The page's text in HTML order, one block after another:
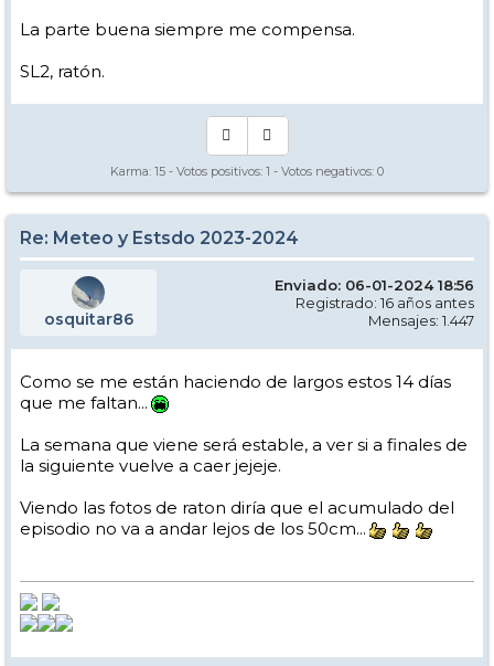
La parte buena siempre me compensa.
SL2, ratón.
Karma: 15 - Votos positivos: 1 - Votos negativos: 0
Re: Meteo y Estsdo 2023-2024
osquitar86
Enviado: 06-01-2024 18:56
Registrado: 16 años antes
Mensajes: 1.447
Como se me están haciendo de largos estos 14 días
que me faltan...
La semana que viene será estable, a ver si a finales de
la siguiente vuelve a caer jejeje.
Viendo las fotos de raton diría que el acumulado del
episodio no va a andar lejos de los 50cm...